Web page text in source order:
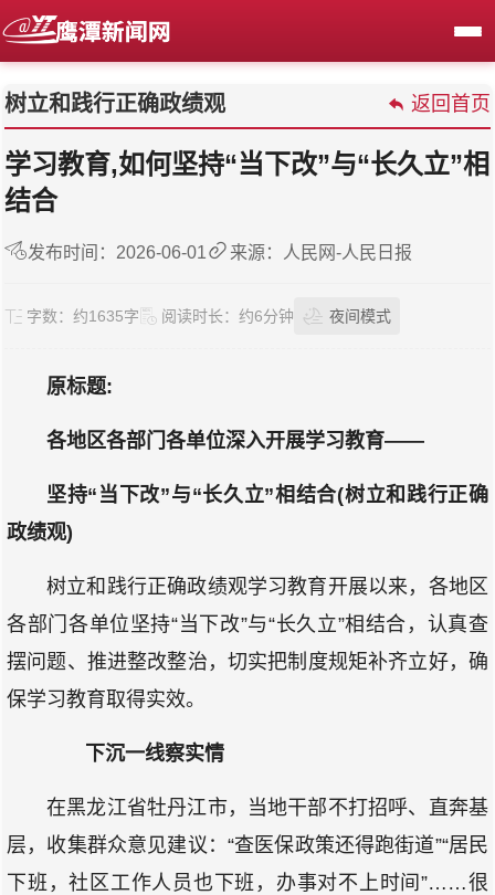
树立和践行正确政绩观 返回首页
学习教育,如何坚持“当下改”与“长久立”相
结合
发布时间：2026-06-01 来源：人民网-人民日报
字数： 约1635字 阅读时长： 约6分钟 夜间模式
原标题:
各地区各部门各单位深入开展学习教育——
坚持“当下改”与“长久立”相结合(树立和践行正确
政绩观)
树立和践行正确政绩观学习教育开展以来，各地区
各部门各单位坚持“当下改”与“长久立”相结合，认真查
摆问题、推进整改整治，切实把制度规矩补齐立好，确
保学习教育取得实效。
下沉一线察实情
在黑龙江省牡丹江市，当地干部不打招呼、直奔基
层，收集群众意见建议：“查医保政策还得跑街道”“居民
下班，社区工作人员也下班，办事对不上时间”……很